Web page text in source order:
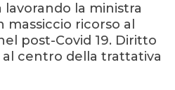
lavorando la ministra
massiccio ricorso al
post-Covid 19. Diritto
al centro della trattativa